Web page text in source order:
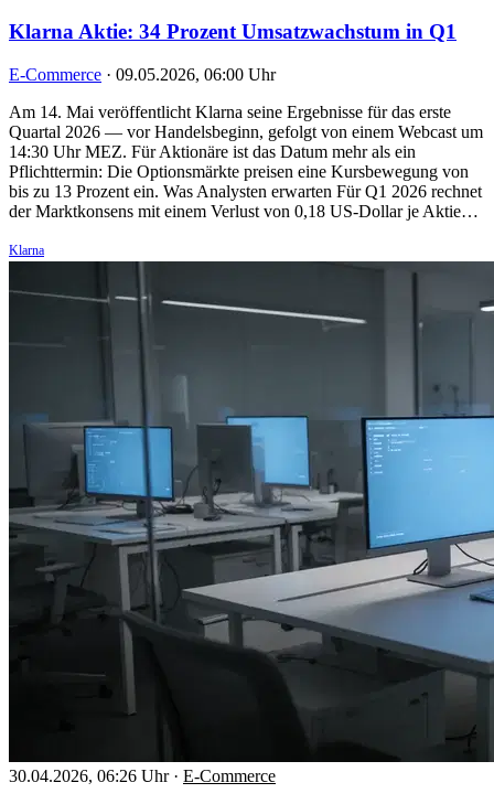
Klarna Aktie: 34 Prozent Umsatzwachstum in Q1
E-Commerce · 09.05.2026, 06:00 Uhr
Am 14. Mai veröffentlicht Klarna seine Ergebnisse für das erste
Quartal 2026 — vor Handelsbeginn, gefolgt von einem Webcast um
14:30 Uhr MEZ. Für Aktionäre ist das Datum mehr als ein
Pflichttermin: Die Optionsmärkte preisen eine Kursbewegung von
bis zu 13 Prozent ein. Was Analysten erwarten Für Q1 2026 rechnet
der Marktkonsens mit einem Verlust von 0,18 US-Dollar je Aktie…
Klarna
30.04.2026, 06:26 Uhr · E-Commerce